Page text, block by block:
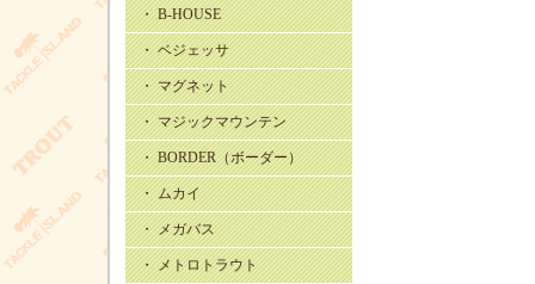
・ B-HOUSE
・ ベジェッサ
・ マグネット
・ マジックマウンテン
・ BORDER（ボーダー）
・ ムカイ
・ メガバス
・ メトロトラウト